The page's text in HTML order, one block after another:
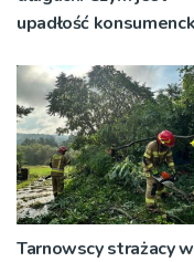
upadłość
rozsądnym wyjściem?
Tarnowscy strażacy